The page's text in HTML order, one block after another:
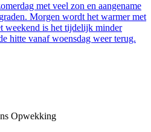
met veel zon en aangename
Morgen wordt het warmer met
weekend is het tijdelijk minder
hitte vanaf woensdag weer terug.
Opwekking